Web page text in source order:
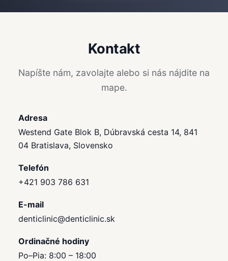
Kontakt
Napíšte nám, zavolajte alebo si nás nájdite na
mape.
Adresa
Westend Gate Blok B, Dúbravská cesta 14, 841
04 Bratislava, Slovensko
Telefón
+421 903 786 631
E-mail
denticlinic@denticlinic.sk
Ordinačné hodiny
Po–Pia: 8:00 – 18:00